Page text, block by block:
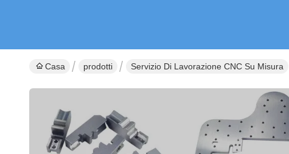
Casa prodotti Servizio Di Lavorazione CNC Su Misura